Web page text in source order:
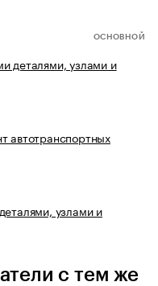
ОСНОВНОЙ
деталями, узлами и
автотранспортных
узлами и
с тем же